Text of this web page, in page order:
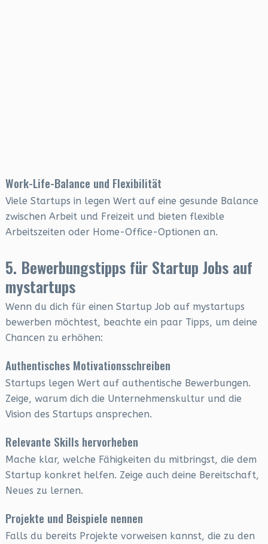
Work-Life-Balance und Flexibilität
Viele Startups in legen Wert auf eine gesunde Balance
zwischen Arbeit und Freizeit und bieten flexible
Arbeitszeiten oder Home-Office-Optionen an.
5. Bewerbungstipps für Startup Jobs auf
mystartups
Wenn du dich für einen Startup Job auf mystartups
bewerben möchtest, beachte ein paar Tipps, um deine
Chancen zu erhöhen:
Authentisches Motivationsschreiben
Startups legen Wert auf authentische Bewerbungen.
Zeige, warum dich die Unternehmenskultur und die
Vision des Startups ansprechen.
Relevante Skills hervorheben
Mache klar, welche Fähigkeiten du mitbringst, die dem
Startup konkret helfen. Zeige auch deine Bereitschaft,
Neues zu lernen.
Projekte und Beispiele nennen
Falls du bereits Projekte vorweisen kannst, die zu den